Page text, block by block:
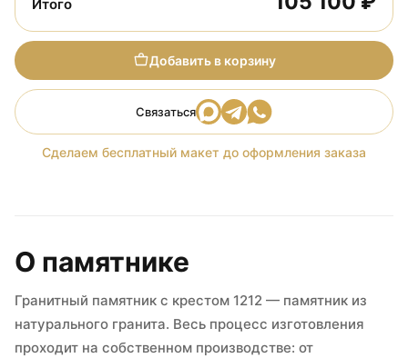
Итого
Добавить в корзину
Связаться
Сделаем бесплатный макет до оформления заказа
О памятнике
Гранитный памятник с крестом 1212 — памятник из
натурального гранита. Весь процесс изготовления
проходит на собственном производстве: от